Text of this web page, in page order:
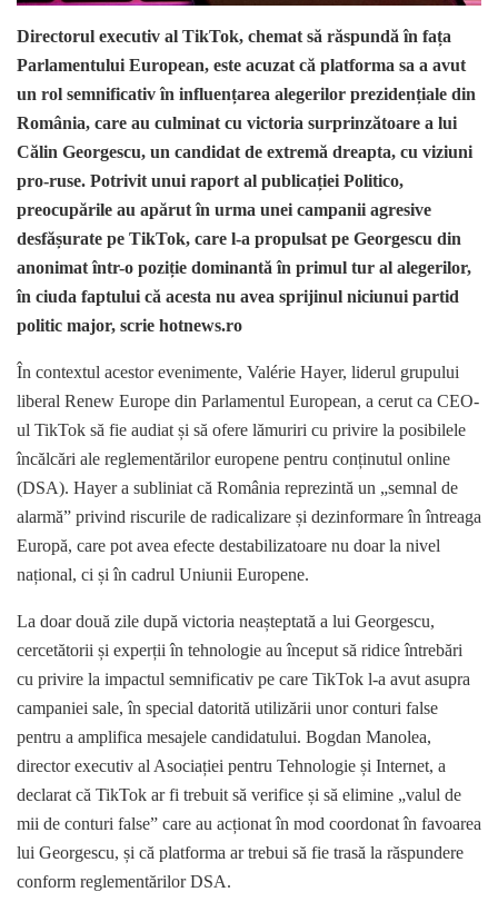
Directorul executiv al TikTok, chemat să răspundă în fața
Parlamentului European, este acuzat că platforma sa a avut
un rol semnificativ în influențarea alegerilor prezidențiale din
România, care au culminat cu victoria surprinzătoare a lui
Călin Georgescu, un candidat de extremă dreapta, cu viziuni
pro-ruse. Potrivit unui raport al publicației Politico,
preocupările au apărut în urma unei campanii agresive
desfășurate pe TikTok, care l-a propulsat pe Georgescu din
anonimat într-o poziție dominantă în primul tur al alegerilor,
în ciuda faptului că acesta nu avea sprijinul niciunui partid
politic major, scrie hotnews.ro
În contextul acestor evenimente, Valérie Hayer, liderul grupului
liberal Renew Europe din Parlamentul European, a cerut ca CEO-
ul TikTok să fie audiat și să ofere lămuriri cu privire la posibilele
încălcări ale reglementărilor europene pentru conținutul online
(DSA). Hayer a subliniat că România reprezintă un „semnal de
alarmă” privind riscurile de radicalizare și dezinformare în întreaga
Europă, care pot avea efecte destabilizatoare nu doar la nivel
național, ci și în cadrul Uniunii Europene.
La doar două zile după victoria neașteptată a lui Georgescu,
cercetătorii și experții în tehnologie au început să ridice întrebări
cu privire la impactul semnificativ pe care TikTok l-a avut asupra
campaniei sale, în special datorită utilizării unor conturi false
pentru a amplifica mesajele candidatului. Bogdan Manolea,
director executiv al Asociației pentru Tehnologie și Internet, a
declarat că TikTok ar fi trebuit să verifice și să elimine „valul de
mii de conturi false” care au acționat în mod coordonat în favoarea
lui Georgescu, și că platforma ar trebui să fie trasă la răspundere
conform reglementărilor DSA.